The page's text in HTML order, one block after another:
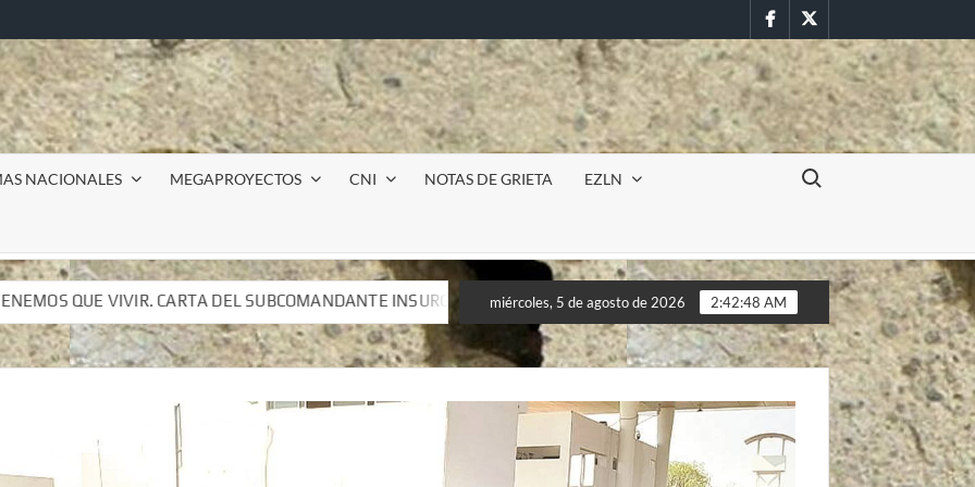
FacebookTwitter
NACIONALES MEGAPROYECTOS CNI NOTAS DE GRIETA EZLN
Buscar:
INSURGENTE MOISÉS A LUIS DE TAVIRA
Incursión militar en la UAEM (Morelos) durante paro
INSURGENTE MOISÉS A LUIS DE TAVIRA
Incursión militar en la UAEM (Morelos) durante paro
miércoles, 5 de agosto de 2026 2:42:50 AM